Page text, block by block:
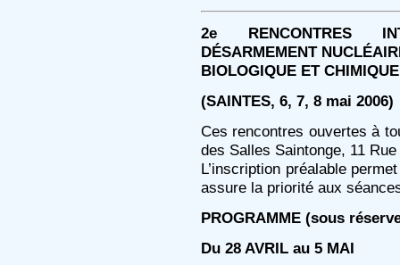
2e RENCONTRES
DÉSARMEMENT
BIOLOGIQUE ET CHIMIQUE
(SAINTES, 6, 7, 8 mai 2006)
Ces rencontres ouvertes à
des Salles Saintonge, 11
L’inscription préalable
assure la priorité aux
PROGRAMME (sous
Du 28 AVRIL au 5 MAI